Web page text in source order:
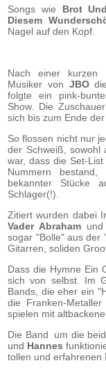
Songs wie Brot
Diesem
Nagel auf den Kopf.
Nach einer kurzen
Musiker von JBO
folgte ein pink-
Show. Die
sich bis zum Ende
So flossen nicht nur
der Schweiß, sowohl
war, dass die Set-
Nummern bestand,
bekannter Stücke
Schlager(!).
Zitiert wurden dabei
Vader Abraham
sogar "Bolle" aus der
Gitarren, soliden
Dass die Hymne Ein
sich von selbst. Im
Bands, die eher ein
die Franken-
spielen mit
Die Band um die
und Hannes
tollen und erfahrenen